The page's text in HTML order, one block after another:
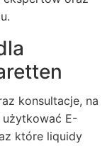
konsultacje, na
użytkować E-
które liquidy